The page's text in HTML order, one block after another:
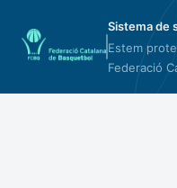
Sistema de
Estem
Federació